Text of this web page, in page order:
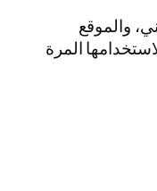
والموقع
المرة